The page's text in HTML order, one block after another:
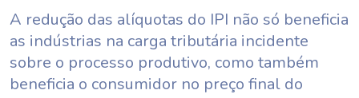
A redução das alíquotas do IPI não só beneficia
as indústrias na carga tributária incidente
sobre o processo produtivo, como também
beneficia o consumidor no preço final do